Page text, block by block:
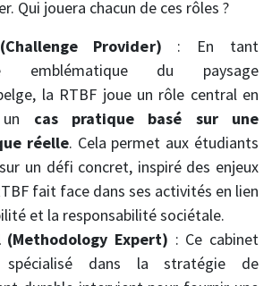
Qui jouera chacun de ces rôles ?
Provider) : En tant
emblématique du paysage
la RTBF joue un rôle central en
un cas pratique basé sur une
réelle. Cela permet aux étudiants
un défi concret, inspiré des enjeux
fait face dans ses activités en lien
et la responsabilité sociétale.
(Methodology Expert) : Ce cabinet
dans la stratégie de